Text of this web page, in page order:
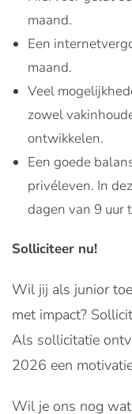
maand.
Een
maand.
Veel
zowel
ontwikkelen.
Een goede
privéleven. In
dagen van 9 uur
Solliciteer nu!
Wil jij als junior
met impact?
Als sollicitatie
2026 een
Wil je ons nog